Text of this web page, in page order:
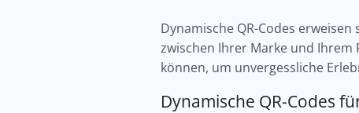
Dynamische QR-Codes
zwischen Ihrer Marke und Ihrem
können, um unvergessliche
Dynamische QR-Codes